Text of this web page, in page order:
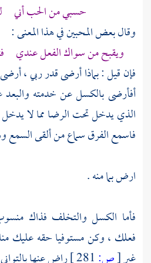
حسبي من الحب أني
وقال بعض المحبين في هذا المعنى :
ويقبح من سواك الفعل عندي
فإن قيل : بماذا أرضى قدر ربي ،
أفأرضى بالكسل عن خدمته والبعد
الذي يدخل تحت الرضا مما لا
فاسمع الفرق سماع من ألقى السمع
ارض بما منه .
فأما الكسل والتخلف فذاك
فعلك ، وكن مستوفيا حقه عليك